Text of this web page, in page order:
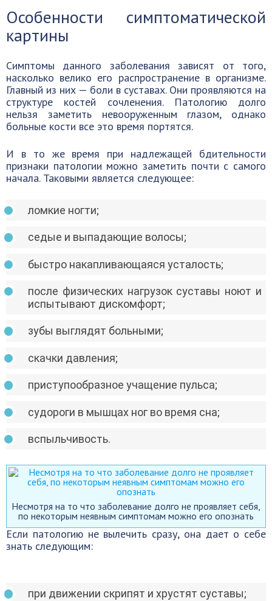
Особенности симптоматической
картины
Симптомы данного заболевания зависят от того,
насколько велико его распространение в организме.
Главный из них — боли в суставах. Они проявляются на
структуре костей сочленения. Патологию долго
нельзя заметить невооруженным глазом, однако
больные кости все это время портятся.
И в то же время при надлежащей бдительности
признаки патологии можно заметить почти с самого
начала. Таковыми является следующее:
ломкие ногти;
седые и выпадающие волосы;
быстро накапливающаяся усталость;
после физических нагрузок суставы ноют и
испытывают дискомфорт;
зубы выглядят больными;
скачки давления;
приступообразное учащение пульса;
судороги в мышцах ног во время сна;
вспыльчивость.
Несмотря на то что заболевание долго не проявляет себя,
по некоторым неявным симптомам можно его опознать
Если патологию не вылечить сразу, она дает о себе
знать следующим:
при движении скрипят и хрустят суставы;